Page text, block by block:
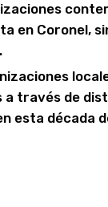
en Coronel,
a través de
esta década